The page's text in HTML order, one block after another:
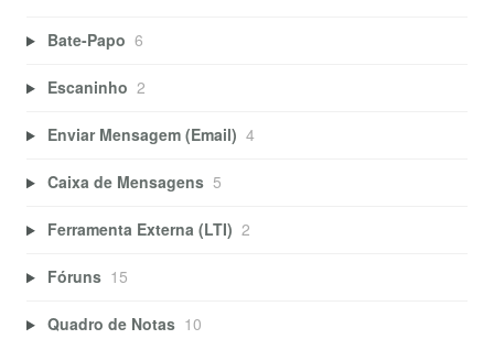
Bate-Papo 6
Escaninho 2
Enviar Mensagem (Email) 4
Caixa de Mensagens 5
Ferramenta Externa (LTI) 2
Fóruns 15
Quadro de Notas 10